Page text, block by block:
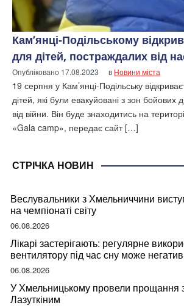
Кам’янці-Подільському
для дітей, постраждалих від
Опубліковано 17.08.2023 в Новини міста
19 серпня у Кам’янці-Подільську
дітей, які були евакуйовані з зон бойових
від війни. Він буде знаходитись на
«Gala camp», передає сайт […]
СТРІЧКА НОВИН
Веслувальники з Хмельниччини
на чемпіонаті світу
06.08.2026
Лікарі застерігають: регулярне
вентилятору під час сну може
ваше здоров’я
06.08.2026
У Хмельницькому провели прощання
Лазуткіним